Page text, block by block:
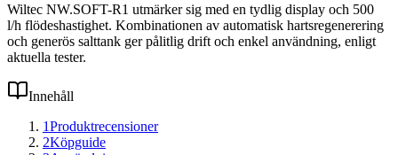
Wiltec NW.SOFT-R1 utmärker sig med en tydlig display och 500
l/h flödeshastighet. Kombinationen av automatisk hartsregenerering
och generös salttank ger pålitlig drift och enkel användning, enligt
aktuella tester.
Innehåll
1Produktrecensioner
2Köpguide